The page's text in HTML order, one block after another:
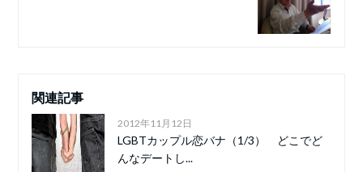
関連記事
2012年11月12日
LGBTカップル恋バナ（1/3） どこでど
んなデートし...